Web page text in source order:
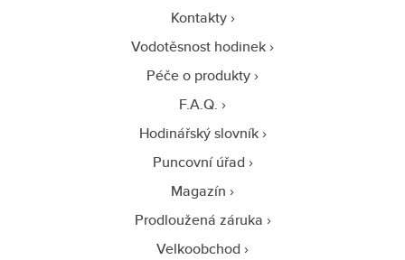
Kontakty
Vodotěsnost hodinek
Péče o produkty
F.A.Q.
Hodinářský slovník
Puncovní úřad
Magazín
Prodloužená záruka
Velkoobchod